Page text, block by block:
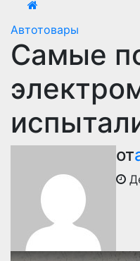
Автотовары
Самые
от